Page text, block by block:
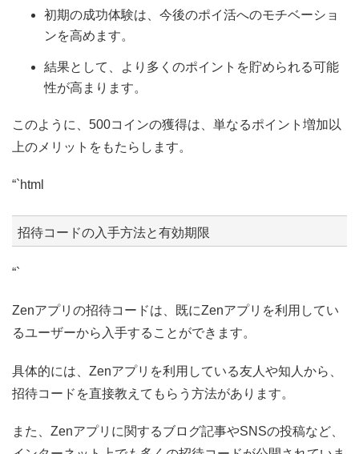
初期の成功体験は、今後のポイ活へのモチベーショ
ンを高めます。
結果として、より多くのポイントを貯められる可能
性が高まります。
このように、500コインの獲得は、単なるポイント増加以
上のメリットをもたらします。
“`html
招待コードの入手方法と有効期限
“`
Zenアプリの招待コードは、既にZenアプリを利用してい
るユーザーから入手することができます。
具体的には、Zenアプリを利用している友人や知人から、
招待コードを直接教えてもらう方法があります。
また、Zenアプリに関するブログ記事やSNSの投稿など、